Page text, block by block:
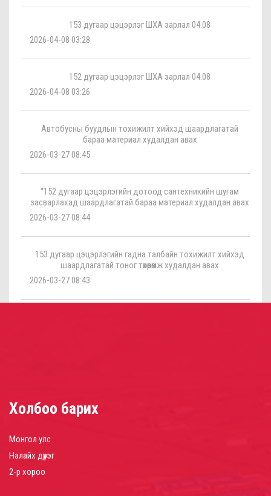
153 дугаар цэцэрлэг ШХА зарлал 04.08
2026-04-08 03:28
152 дугаар цэцэрлэг ШХА зарлал 04.08
2026-04-08 03:26
Автобусны буудлын тохижилт хийхэд шаардлагатай
бараа материал худалдан авах
2026-03-27 08:45
“152 дугаар цэцэрлэгийн дотоод сантехникийн шугам
засварлахад шаардлагатай бараа материал худалдан авах
2026-03-27 08:44
153 дугаар цэцэрлэгийн гадна талбайн тохижилт хийхэд
шаардлагатай тоног төхөөрөмж худалдан авах
2026-03-27 08:43
Холбоо барих
Монгол улс
Налайх дүүрэг
2-р хороо